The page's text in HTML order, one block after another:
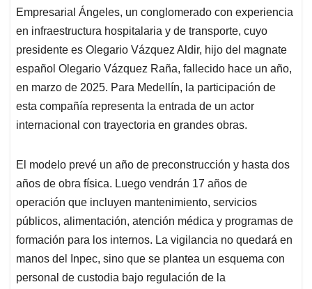
Empresarial Ángeles, un conglomerado con experiencia
en infraestructura hospitalaria y de transporte, cuyo
presidente es Olegario Vázquez Aldir, hijo del magnate
español Olegario Vázquez Raña, fallecido hace un año,
en marzo de 2025. Para Medellín, la participación de
esta compañía representa la entrada de un actor
internacional con trayectoria en grandes obras.
El modelo prevé un año de preconstrucción y hasta dos
años de obra física. Luego vendrán 17 años de
operación que incluyen mantenimiento, servicios
públicos, alimentación, atención médica y programas de
formación para los internos. La vigilancia no quedará en
manos del Inpec, sino que se plantea un esquema con
personal de custodia bajo regulación de la